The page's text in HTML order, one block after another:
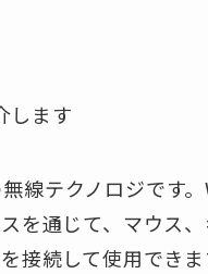
します
線テクノロジです
を通じて、マウス
接続して使用できま